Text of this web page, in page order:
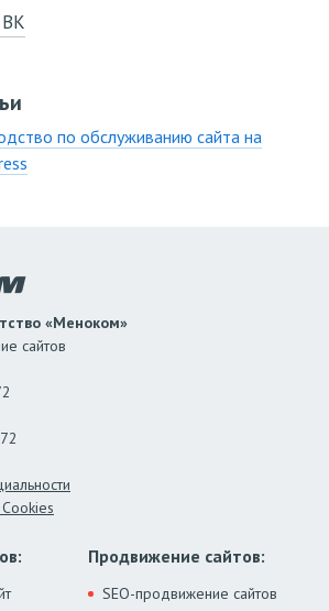
по обслуживанию сайта на
«Меноком»
сайтов
Продвижение сайтов:
SEO-продвижение сайтов